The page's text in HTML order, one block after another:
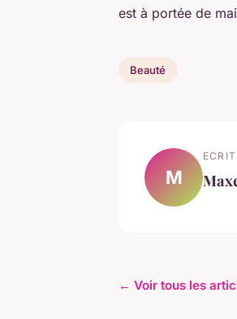
est à portée de
Beauté
M
← Voir tous les